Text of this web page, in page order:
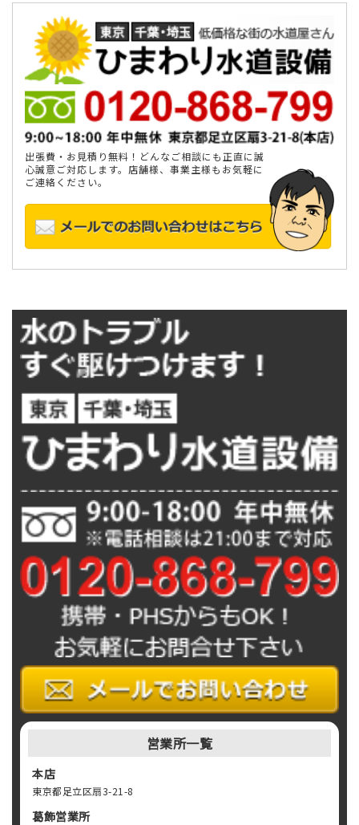
出張費・お見積り無料！どんなご相談にも正直に誠
心誠意ご対応します。店舗様、事業主様もお気軽に
ご連絡ください。
営業所一覧
本店
東京都足立区扇3-21-8
葛飾営業所